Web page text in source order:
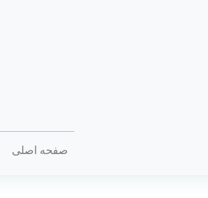
صفحه اصلی